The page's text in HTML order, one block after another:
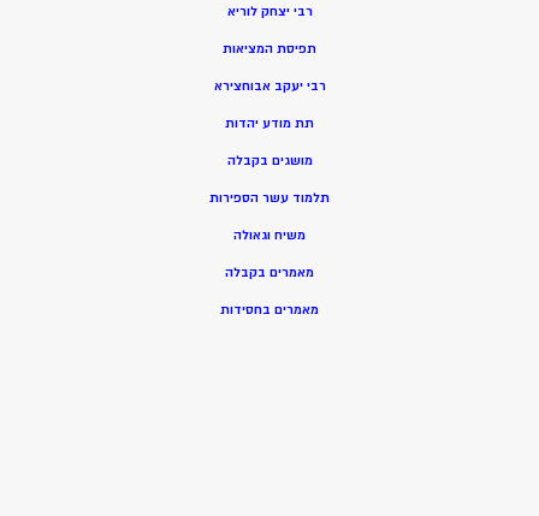
רבי יצחק לוריא
תפיסת המציאות
רבי יעקב אבוחצירא
תת מודע יהדות
מושגים בקבלה
תלמוד עשר הספירות
משיח וגאולה
מאמרים בקבלה
מאמרים בחסידות